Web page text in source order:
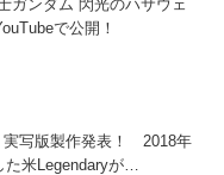
ガンダム 閃光のハサウェ
で公開！
実写版製作発表！ 2018年
た米Legendaryが…